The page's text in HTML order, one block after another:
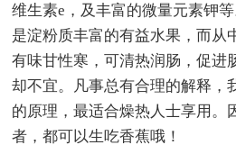
维生素e，及丰富的微量元素钾
是淀粉质丰富的有益水果，而从
有味甘性寒，可清热润肠，促进
却不宜。凡事总有合理的解释，
的原理，最适合燥热人士享用。
者，都可以生吃香蕉哦！